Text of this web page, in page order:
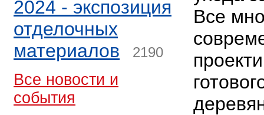
2024 - экспозиция
отделочных
материалов
2190
Все новости и
события
Все